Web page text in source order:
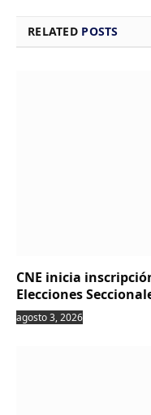
RELATED POSTS
CNE inicia
Elecciones
agosto 3, 2026